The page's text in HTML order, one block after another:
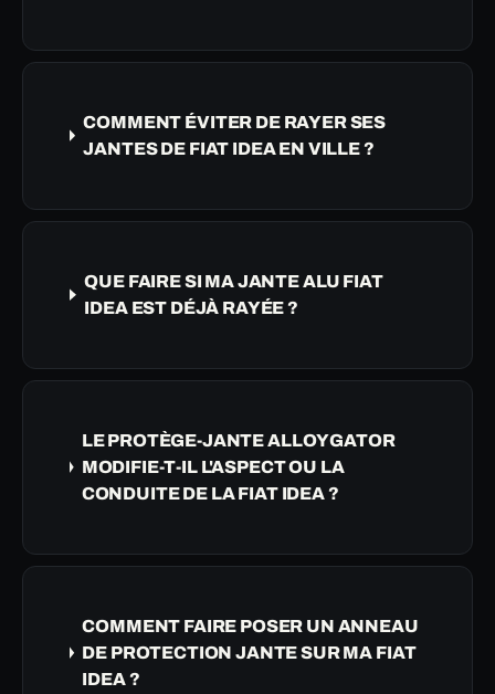
COMMENT ÉVITER DE RAYER SES
JANTES DE FIAT IDEA EN VILLE ?
QUE FAIRE SI MA JANTE ALU FIAT
IDEA EST DÉJÀ RAYÉE ?
LE PROTÈGE-JANTE ALLOYGATOR
MODIFIE-T-IL L'ASPECT OU LA
CONDUITE DE LA FIAT IDEA ?
COMMENT FAIRE POSER UN ANNEAU
DE PROTECTION JANTE SUR MA FIAT
IDEA ?